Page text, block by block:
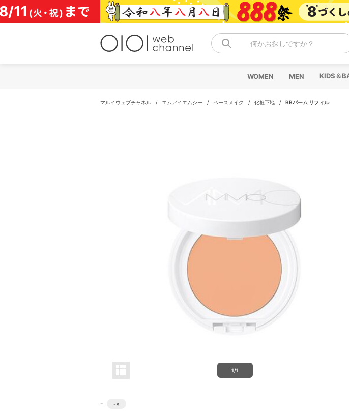
コ
ン
テ
何かお探しですか？
WOMEN MEN KIDS＆
マルイウェブチャネル / エムアイエムシー / ベースメイク / 化粧下地 / BBバーム リフィル
1/1
- -×